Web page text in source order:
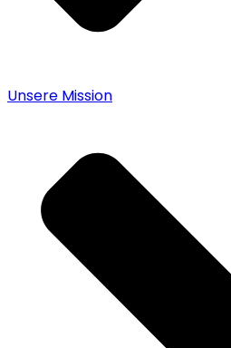
Unsere Mission